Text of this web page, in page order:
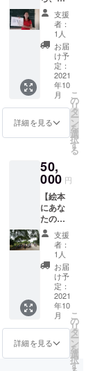
とめた
ビデオ
を、編
集した
動画を
クラウ
ドにて
アップ
し、各
自でダ
ウン
で、お
送りい
たしま
す。
礼のビ
デオ
メッ
セージ
をもら
える
コー
ス】 小
学校や
フリー
スクー
ルにて
絵本と
を配布
する
際、現
地とオ
ンライ
ンで繋
ぎ、様
子をご
覧いた
だきま
（2021
年10月
上旬の
定）。
ご都合
支援
者：
1人
お届
け予
定：
2021
年10
月
詳細を見る
こ
の
リ
タ
ー
ン
を
選
択
す
る
50,
000 円
【絵本
にあな
たの名
前が載
るコー
ス】 小
学校や
フリー
スクー
ルにて
絵本と
お菓子
を配布
する
際、現
地とオ
支援
者：
1人
お届
け予
定：
2021
年10
月
詳細を見る
こ
の
リ
タ
ー
ン
を
選
択
す